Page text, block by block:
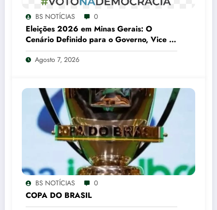
BS NOTÍCIAS 0
Eleições 2026 em Minas Gerais: O
Cenário Definido para o Governo, Vice e
Senado
Agosto 7, 2026
BS NOTÍCIAS 0
COPA DO BRASIL